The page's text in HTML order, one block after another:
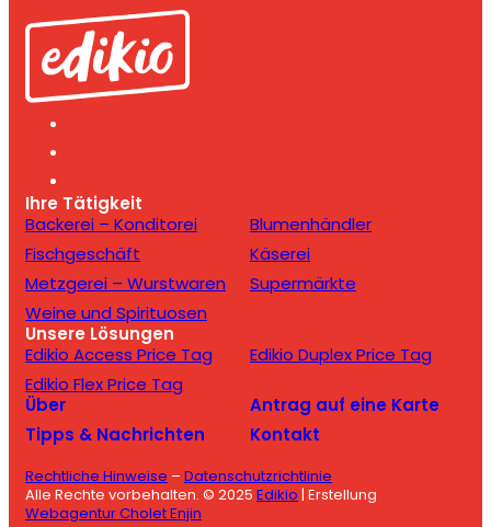
Ihre Tätigkeit
Backerei – Konditorei
Blumenhändler
Fischgeschäft
Käserei
Metzgerei – Wurstwaren
Supermärkte
Weine und Spirituosen
Unsere Lösungen
Edikio Access Price Tag
Edikio Duplex Price Tag
Edikio Flex Price Tag
Über
Antrag auf eine Karte
Tipps & Nachrichten
Kontakt
Rechtliche Hinweise – Datenschutzrichtlinie
Alle Rechte vorbehalten. © 2025 Edikio | Erstellung
Webagentur Cholet Enjin